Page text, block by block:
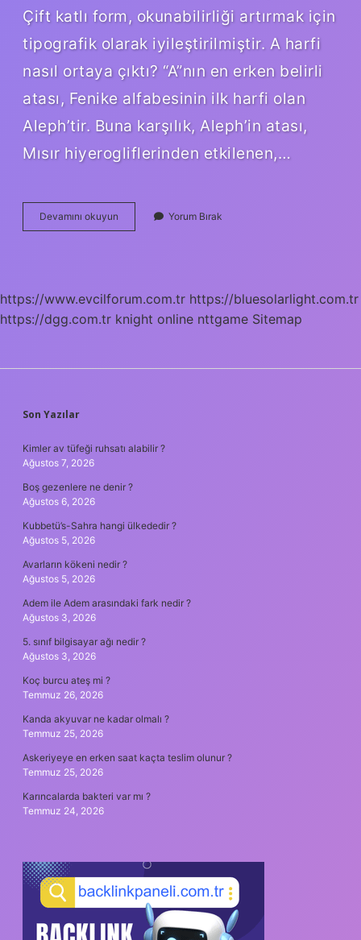
Çift katlı form, okunabilirliği artırmak için
tipografik olarak iyileştirilmiştir. A harfi
nasıl ortaya çıktı? “A”nın en erken belirli
atası, Fenike alfabesinin ilk harfi olan
Aleph’tir. Buna karşılık, Aleph’in atası,
Mısır hiyerogliflerinden etkilenen,…
Devamını okuyun
Harfi
Yorum Bırak
https://www.evcilforum.com.tr https://bluesolarlight.com.tr
https://dgg.com.tr knight online nttgame Sitemap
SIDEBAR
Son Yazılar
Kimler av tüfeği ruhsatı alabilir ?
Ağustos 7, 2026
Boş gezenlere ne denir ?
Ağustos 6, 2026
Kubbetü’s-Sahra hangi ülkededir ?
Ağustos 5, 2026
Avarların kökeni nedir ?
Ağustos 5, 2026
Adem ile Adem arasındaki fark nedir ?
Ağustos 3, 2026
5. sınıf bilgisayar ağı nedir ?
Ağustos 3, 2026
Koç burcu ateş mi ?
Temmuz 26, 2026
Kanda akyuvar ne kadar olmalı ?
Temmuz 25, 2026
Askeriyeye en erken saat kaçta teslim olunur ?
Temmuz 25, 2026
Karıncalarda bakteri var mı ?
Temmuz 24, 2026